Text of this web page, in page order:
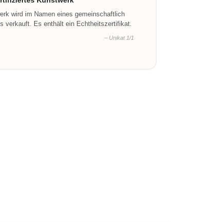
wird im Namen eines gemeinschaftlich
verkauft. Es enthält ein Echtheitszertifikat.
– Unikat 1/1